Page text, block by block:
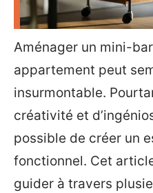
Aménager un mini-
appartement peut
insurmontable.
créativité et
possible de créer un
fonctionnel. Cet
guider à travers